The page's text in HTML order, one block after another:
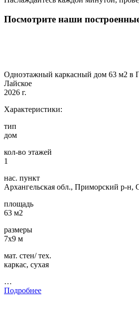
Посмотрите наши
Одноэтажный каркасный дом 63 м2 в
Лайское
2026 г.
Характеристики:
тип
дом
кол-во этажей
1
нас. пункт
Архангельская обл., Приморский р-н,
площадь
63 м2
размеры
7х9 м
мат. стен/ тех.
каркас, сухая
…
Подробнее